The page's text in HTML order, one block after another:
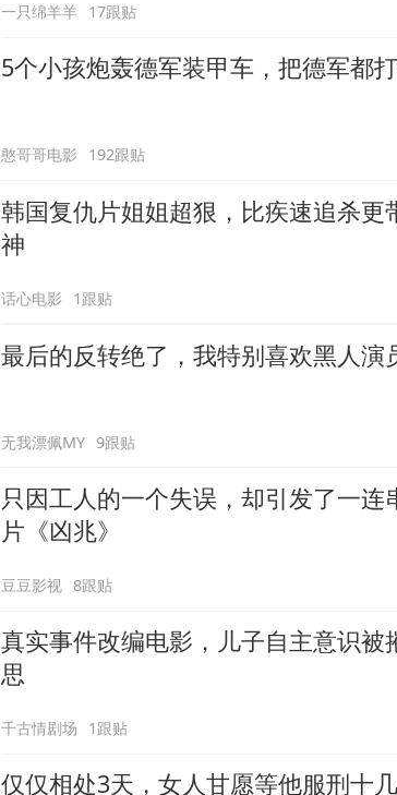
一只绵羊羊 17跟贴
5个小孩炮轰德军装甲车，把德军都
憨哥哥电影 192跟贴
韩国复仇片姐姐超狠，比疾速追杀更
神
话心电影 1跟贴
最后的反转绝了，我特别喜欢黑人演
无我漂佩MY 9跟贴
只因工人的一个失误，却引发了一连
片《凶兆》
豆豆影视 8跟贴
真实事件改编电影，儿子自主意识被
思
千古情剧场 1跟贴
仅仅相处3天，女人甘愿等他服刑十